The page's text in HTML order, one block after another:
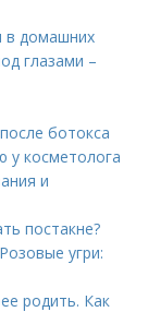
в домашних
глазами –
ботокса
у косметолога
и
постакне?
угри:
родить. Как